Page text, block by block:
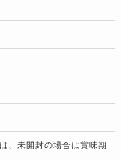
、未開封の場合は賞味期